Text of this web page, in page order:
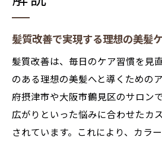
髪質改善で実現する理想の美髪
髪質改善は、毎日のケア習慣を見
のある理想の美髪へと導くための
府摂津市や大阪市鶴見区のサロン
広がりといった悩みに合わせたカ
されています。これにより、カラ